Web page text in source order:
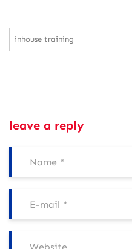
inhouse training
leave a reply